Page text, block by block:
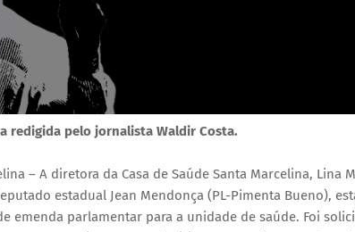
redigida pelo jornalista Waldir Costa.
– A diretora da Casa de Saúde Santa Marcelina, Lina
estadual Jean Mendonça (PL-Pimenta Bueno),
emenda parlamentar para a unidade de saúde. Foi